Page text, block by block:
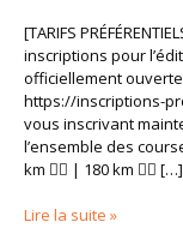
[TARIFS
inscriptions pour
officiellement
https://inscriptions-
vous inscrivant
l’ensemble des
km 🏊‍♂️ | 180 km 🚴‍♂️ […]
Lire la suite »